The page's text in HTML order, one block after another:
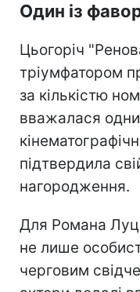
Один із
Цьогоріч
тріумфатором
за кількістю
вважалася
підтвердила
нагородження.
Для Романа
не лише
черговим